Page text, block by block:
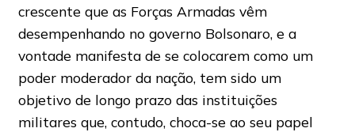
crescente que as Forças Armadas vêm
desempenhando no governo Bolsonaro, e a
vontade manifesta de se colocarem como um
poder moderador da nação, tem sido um
objetivo de longo prazo das instituições
militares que, contudo, choca-se ao seu papel